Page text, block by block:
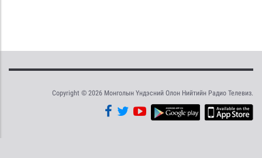
Copyright © 2026 Монголын Үндэсний Олон Нийтийн Радио Телевиз.